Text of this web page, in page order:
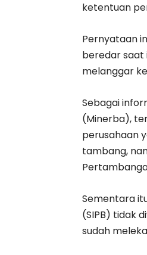
ketentuan
Pernyataan
beredar saat
melanggar
Sebagai
(Minerba),
perusahaan
tambang,
Sementara
(SIPB) tidak
sudah